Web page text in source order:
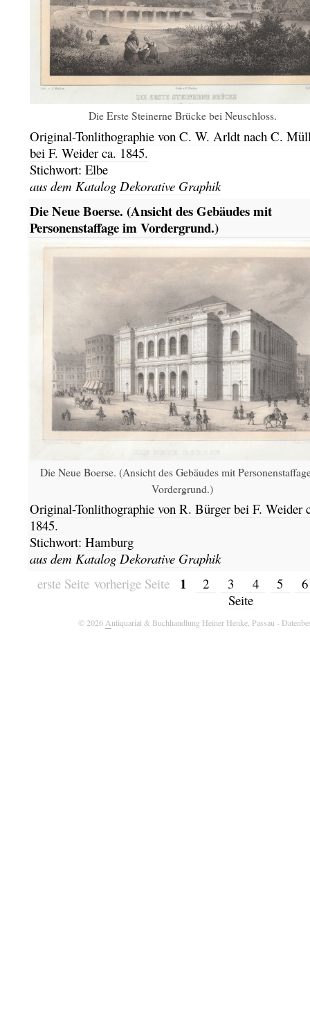
Die Erste Steinerne Brücke bei Neuschloss.
Original-Tonlithographie von C. W. Arldt nach C.
bei F. Weider ca. 1845.
Stichwort: Elbe
aus dem Katalog Dekorative Graphik
Die Neue Boerse. (Ansicht des Gebäudes mit
Personenstaffage im Vordergrund.)
Die Neue Boerse. (Ansicht des Gebäudes mit
Vordergrund.)
Original-Tonlithographie von R. Bürger bei F. Weider
1845.
Stichwort: Hamburg
aus dem Katalog Dekorative Graphik
erste Seite vorherige Seite 1 2 3 4 5
Seite
© 2026 Antiquariat & Buchhandlung Heiner Henke, Passau -